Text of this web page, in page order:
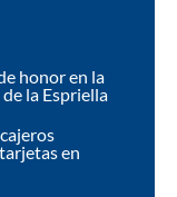
honor en la
la Espriella
en